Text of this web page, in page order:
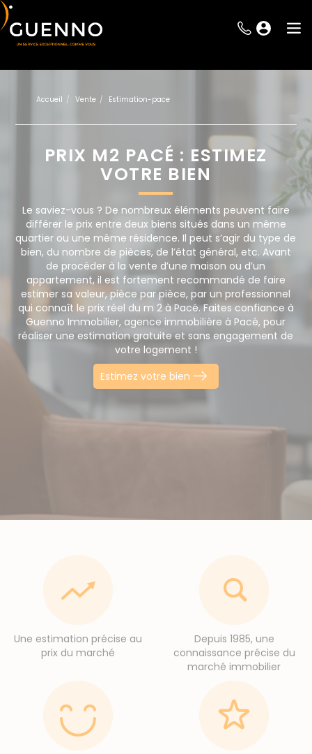
Accueil Vente Estimation-pace
PRIX M2 PACÉ : ESTIMEZ
VOTRE BIEN
Le saviez-vous ? De nombreux éléments peuvent faire
différer le prix entre deux biens situés dans un même
quartier ou une même résidence. Il peut s’agir du type de
bien, du nombre de pièces, de l’état général, etc. Avant
de procéder à la vente d’une maison ou d’un
appartement, il est fortement recommandé de faire
estimer sa valeur, pièce par pièce, par un professionnel
qui connaît le prix réel du m 2 à Pacé. Faites confiance à
Guenno Immobilier, agence immobilière à Pacé, pour
réaliser une estimation gratuite et sans engagement de
votre logement !
Estimez votre bien
Une estimation précise au
prix du marché
Depuis 1985, une
connaissance précise du
marché immobilier